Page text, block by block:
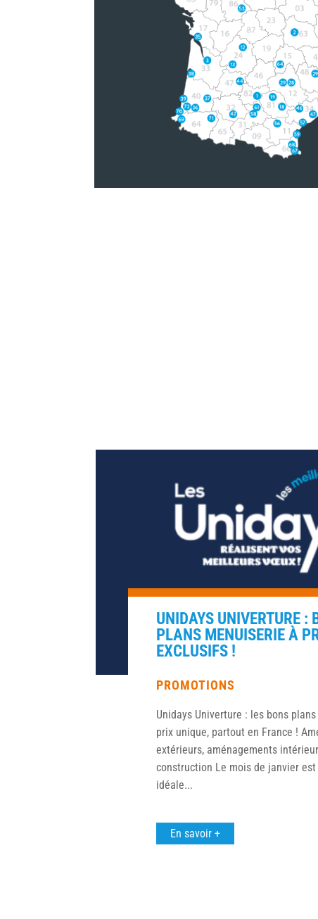
UNIDAYS UNIVERTURE :
PLANS MENUISERIE À
EXCLUSIFS !
PROMOTIONS
Unidays Univerture : les bons
prix unique, partout en France !
extérieurs, aménagements
construction Le mois de janvier
idéale...
En savoir +